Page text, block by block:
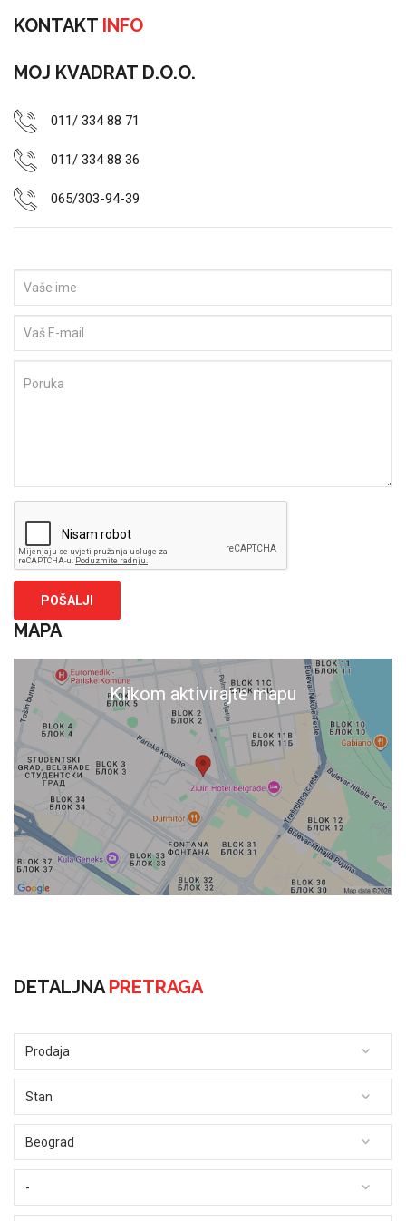
KONTAKT INFO
MOJ KVADRAT D.O.O.
011/ 334 88 71
011/ 334 88 36
065/303-94-39
MAPA
Klikom aktivirajte mapu
DETALJNAPRETRAGA
Prodaja
Stan
Beograd
-